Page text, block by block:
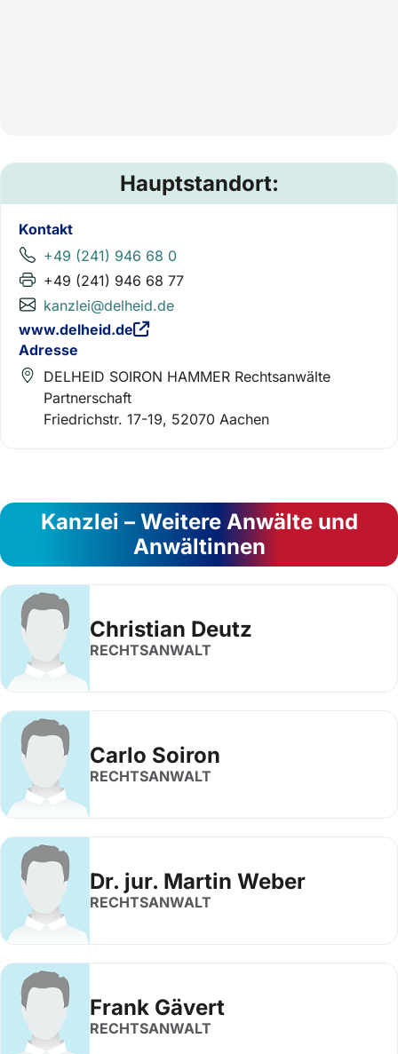
Hauptstandort:
Kontakt
+49 (241) 946 68 0
+49 (241) 946 68 77
kanzlei@delheid.de
www.delheid.de
Adresse
DELHEID SOIRON HAMMER Rechtsanwälte
Partnerschaft
Friedrichstr. 17-19, 52070 Aachen
Kanzlei – Weitere Anwälte und
Anwältinnen
Christian Deutz
RECHTSANWALT
Carlo Soiron
RECHTSANWALT
Dr. jur. Martin Weber
RECHTSANWALT
Frank Gävert
RECHTSANWALT